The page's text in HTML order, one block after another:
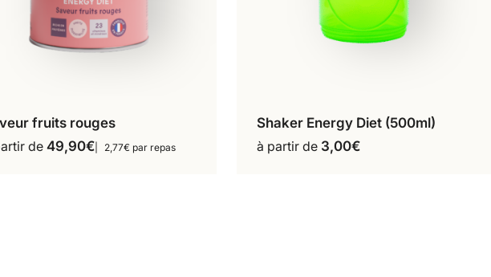
18 repas
Ce
produit
fruits rouges
de 49,90€ 2,77€ par repas
Ajouter au panier
Shaker Energy Diet (500ml)
à partir de 3,00€